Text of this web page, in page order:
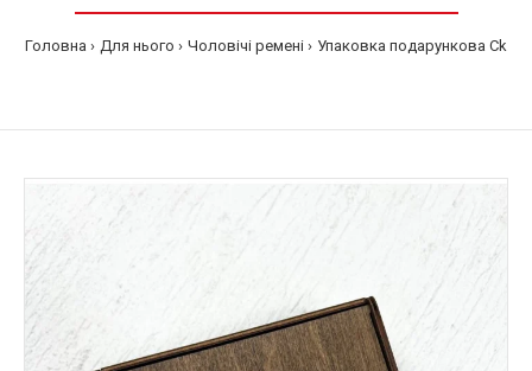
Головна Для нього Чоловічі ремені Упаковка подарункова Ck